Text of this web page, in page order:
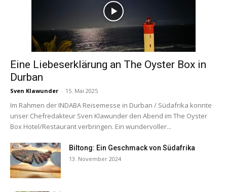
Eine Liebeserklärung an The Oyster Box in
Durban
Sven Klawunder - 15. Mai 2025
Im Rahmen der INDABA Reisemesse in Durban / Südafrika konnte
unser Chefredakteur Sven Klawunder den Abend im The Oyster
Box Hotel/Restaurant verbringen. Ein wundervoller...
Biltong: Ein Geschmack von Südafrika
13. November 2024